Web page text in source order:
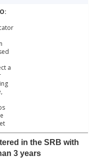
a
in the SRB with
3 years